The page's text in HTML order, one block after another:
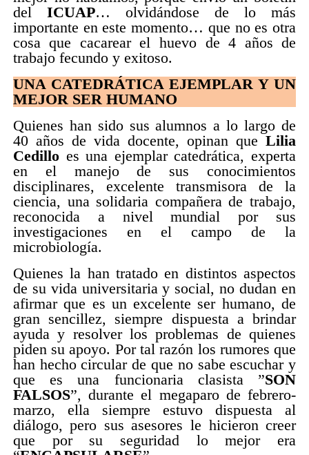
del ICUAP… olvidándose de lo más
importante en este momento… que no es otra
cosa que cacarear el huevo de 4 años de
trabajo fecundo y exitoso.
UNA CATEDRÁTICA EJEMPLAR Y UN
MEJOR SER HUMANO
Quienes han sido sus alumnos a lo largo de
40 años de vida docente, opinan queLilia
Cedilloes una ejemplar catedrática, experta
en el manejo de sus conocimientos
disciplinares, excelente transmisora de la
ciencia, una solidaria compañera de trabajo,
reconocida a nivel mundial por sus
investigaciones en el campo de la
microbiología.
Quienes la han tratado en distintos aspectos
de su vida universitaria y social, no dudan en
afirmar que es un excelente ser humano, de
gran sencillez, siempre dispuesta a brindar
ayuda y resolver los problemas de quienes
piden su apoyo. Por tal razón los rumores que
han hecho circular de que no sabe escuchar y
que es una funcionaria clasista ”SON
FALSOS”, durante el megaparo de febrero-
marzo, ella siempre estuvo dispuesta al
diálogo, pero sus asesores le hicieron creer
que por su seguridad lo mejor era